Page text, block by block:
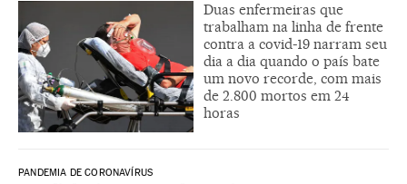
Duas enfermeiras que
trabalham na linha de frente
contra a covid-19 narram seu
dia a dia quando o país bate
um novo recorde, com mais
de 2.800 mortos em 24
horas
PANDEMIA DE CORONAVÍRUS